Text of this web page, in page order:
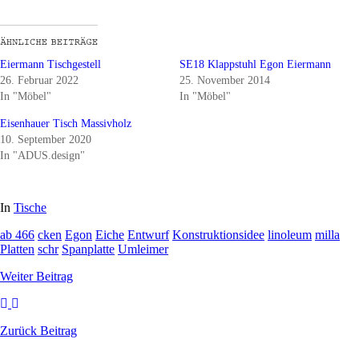
Eiermann Tischgestell
26. Februar 2022
In "Möbel"
SE18 Klappstuhl Egon Eiermann
25. November 2014
In "Möbel"
Eisenhauer Tisch Massivholz
10. September 2020
In "ADUS.design"
In Tische
ab 466 cken Egon Eiche Entwurf Konstruktionsidee linoleum milla
Platten schr Spanplatte Umleimer
WeiterBeitrag
Zurück Beitrag